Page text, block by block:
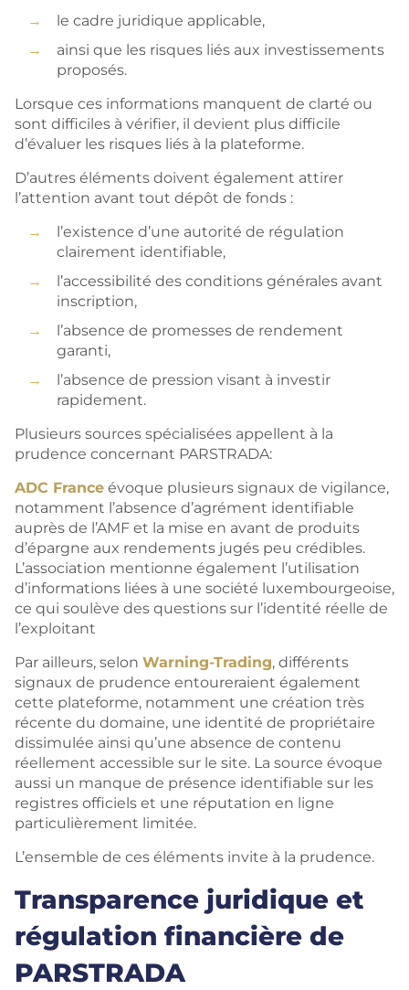
le cadre juridique applicable,
ainsi que les risques liés aux investissements
proposés.
Lorsque ces informations manquent de clarté ou
sont difficiles à vérifier, il devient plus difficile
d’évaluer les risques liés à la plateforme.
D’autres éléments doivent également attirer
l’attention avant tout dépôt de fonds :
l’existence d’une autorité de régulation
clairement identifiable,
l’accessibilité des conditions générales avant
inscription,
l’absence de promesses de rendement
garanti,
l’absence de pression visant à investir
rapidement.
Plusieurs sources spécialisées appellent à la
prudence concernant PARSTRADA:
ADC France évoque plusieurs signaux de vigilance,
notamment l’absence d’agrément identifiable
auprès de l’AMF et la mise en avant de produits
d’épargne aux rendements jugés peu crédibles.
L’association mentionne également l’utilisation
d’informations liées à une société luxembourgeoise,
ce qui soulève des questions sur l’identité réelle de
l’exploitant
Par ailleurs, selon Warning-Trading, différents
signaux de prudence entoureraient également
cette plateforme, notamment une création très
récente du domaine, une identité de propriétaire
dissimulée ainsi qu’une absence de contenu
réellement accessible sur le site. La source évoque
aussi un manque de présence identifiable sur les
registres officiels et une réputation en ligne
particulièrement limitée.
L’ensemble de ces éléments invite à la prudence.
Transparence juridique et
régulation financière de
PARSTRADA